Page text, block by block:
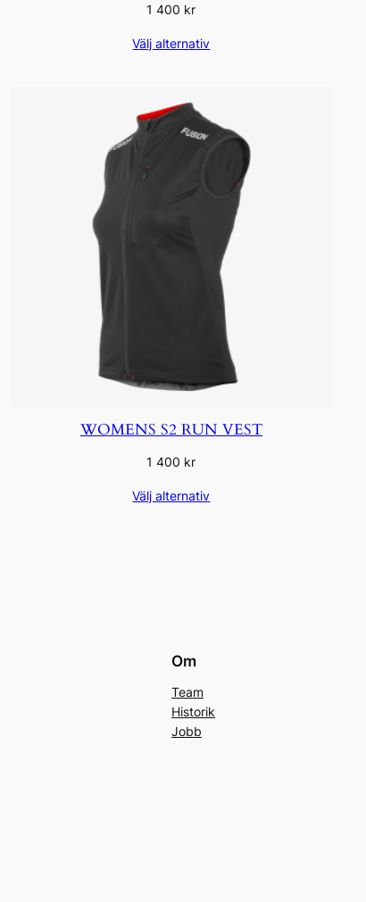
1 400 kr
Välj alternativ
WOMENS S2 RUN VEST
1 400 kr
Välj alternativ
Om
Team
Historik
Jobb